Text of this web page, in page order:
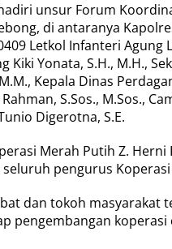
unsur Forum
di antaranya
Letkol Infanteri Agung
Kiki Yonata, S.H., M.H.,
Kepala Dinas
S.Sos., M.Sos.,
Digerotna, S.E.
Merah Putih Z. Herni
pengurus
dan tokoh masyarakat
pengembangan